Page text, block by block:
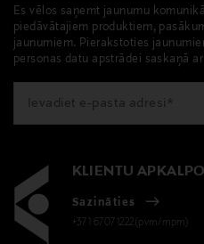
Es vēlos saņemt jaunumu
piedāvātajiem produktiem,
jaunumiem. Pierakstoties
personas datu apstrādei saskaņā
KLIENTU
Sazināties
+371 67071222(pvm/mpm)